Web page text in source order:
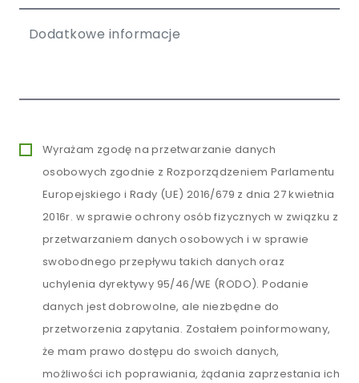
Wyrażam zgodę na przetwarzanie danych
osobowych zgodnie z Rozporządzeniem Parlamentu
Europejskiego i Rady (UE) 2016/679 z dnia 27 kwietnia
2016r. w sprawie ochrony osób fizycznych w związku z
przetwarzaniem danych osobowych i w sprawie
swobodnego przepływu takich danych oraz
uchylenia dyrektywy 95/46/WE (RODO). Podanie
danych jest dobrowolne, ale niezbędne do
przetworzenia zapytania. Zostałem poinformowany,
że mam prawo dostępu do swoich danych,
możliwości ich poprawiania, żądania zaprzestania ich